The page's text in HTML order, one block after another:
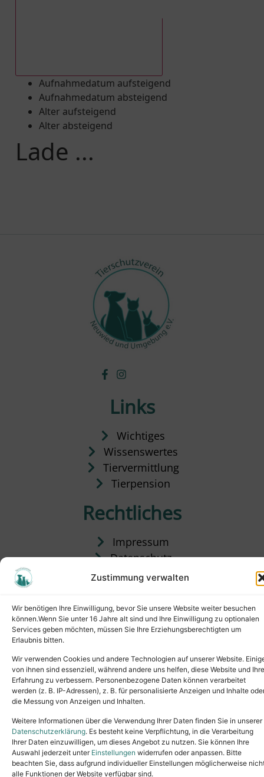
Zustimmung verwalten
Wir benötigen Ihre Einwilligung, bevor Sie unsere Website weiter besuchen
können.Wenn Sie unter 16 Jahre alt sind und Ihre Einwilligung zu optionalen
Services geben möchten, müssen Sie Ihre Erziehungsberechtigten um
Erlaubnis bitten.
Wir verwenden Cookies und andere Technologien auf unserer Website.
von ihnen sind essenziell, während andere uns helfen, diese Website und Ihre
Erfahrung zu verbessern. Personenbezogene Daten können verarbeitet
werden (z. B. IP-Adressen), z. B. für personalisierte Anzeigen und Inhalte
die Messung von Anzeigen und Inhalten.
Weitere Informationen über die Verwendung Ihrer Daten finden Sie in unserer
Datenschutzerklärung. Es besteht keine Verpflichtung, in die Verarbeitung
Ihrer Daten einzuwilligen, um dieses Angebot zu nutzen. Sie können Ihre
Auswahl jederzeit unter Einstellungen widerrufen oder anpassen. Bitte
beachten Sie, dass aufgrund individueller Einstellungen möglicherweise
alle Funktionen der Website verfügbar sind.
Aufnahmedatum aufsteigend
Aufnahmedatum absteigend
Alter aufsteigend
Alter absteigend
Lade ...
Links
Wichtiges
Wissenswertes
Tiervermittlung
Tierpension
Rechtliches
Impressum
Datenschutz
Satzung
Copyright © 2024. All rights reserved.
Tel.: (02631) 55356buero@tierheim-neuwied.de
Ludwigshof 1, 56567 Neuwied